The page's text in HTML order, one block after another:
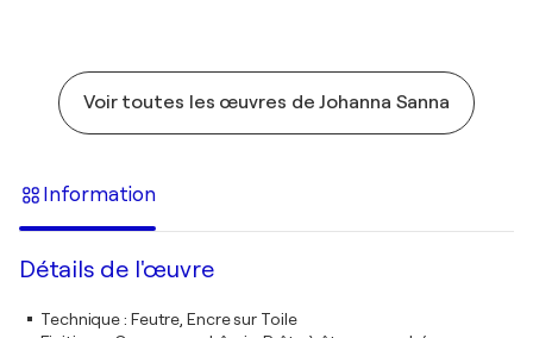
Voir toutes les œuvres de Johanna Sanna
Information
Détails de l'œuvre
Technique: Feutre, Encre sur Toile